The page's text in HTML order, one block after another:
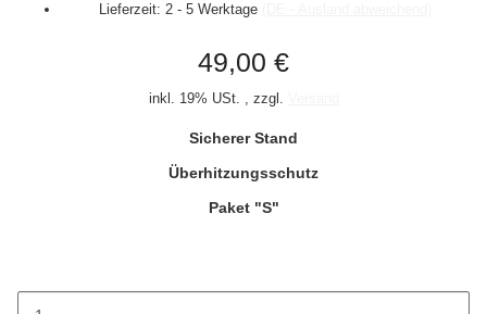
Lieferzeit: 2 - 5 Werktage
49,00 €
inkl. 19% USt. , zzgl.
Sicherer Stand
Überhitzungsschutz
Paket "S"